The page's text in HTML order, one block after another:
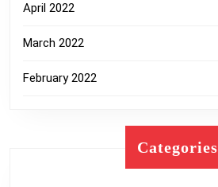
April 2022
March 2022
February 2022
Categories